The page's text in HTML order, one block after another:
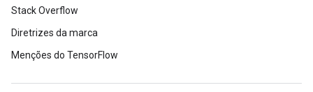
Stack Overflow
Diretrizes da marca
Menções do TensorFlow